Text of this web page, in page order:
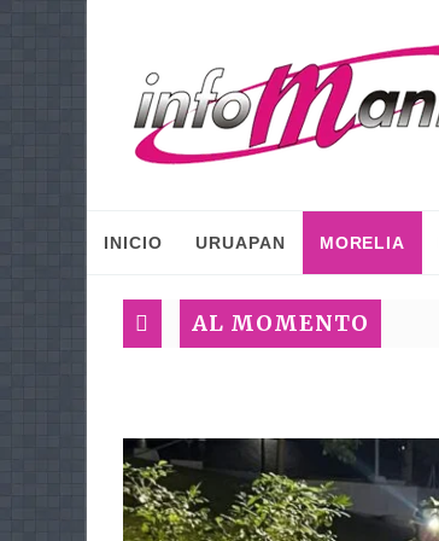
INICIO URUAPAN MORELIA
AL MOMENTO